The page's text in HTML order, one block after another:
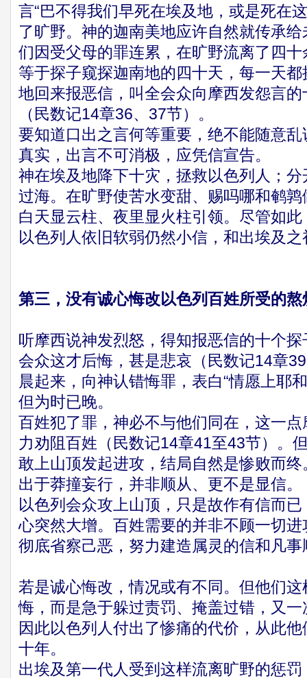
言“巴不得我们早死在埃及地，或是死在
了旷野。神的迦南美地应许自然就传承
们因受父母的罪连累，在旷野流离了四十
等于探子窥探迦南地的四十天，每一天
地回来报恶信，叫全会众向摩西发怨言
（民数记14章36、37节）。
要知道口出之言何等重要，绝不能随意
真实，出言不可消极，应凭信宣告。
神在埃及地降下十灾，拯救以色列人；
过海。在旷野使苦水变甜、赐吗哪和鹌
白天显云柱、夜里显火柱引领。尽管如
以色列人依旧软弱仍然小信，和出埃及
第三，没有诚心悔改以色列百姓所受的熬
听摩西说神发烈怒，得知报恶信的十个
会众这才后悔，甚是悲哀（民数记14章
晨起来，向神认错悔罪，表白“情愿上耶
但为时已晚。
百姓犯了罪，神必不与他们同在，这一
力劝阻百姓（民数记14章41至43节）。
敢上山顶发起进攻，结局自然是惨败而
出于莽撞妄行，并非顺从、更不是显信。
以色列会众攻上山顶，只是故作有信而
心突然大增。百姓需要的并非不顾一切
彻底省察己恶，努力建造属灵的信和凡
若是诚心悔改，情况或有不同。但他们
悔，而是急于躲过责罚、掩盖过错，又
因此以色列人付出了惨痛的代价，从此
十年。
出埃及第一代人受到这样流离旷野的惩